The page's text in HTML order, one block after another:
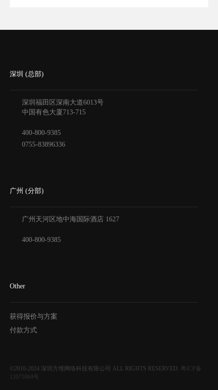
深圳 (总部)
深圳福田区深南大道6013号
中国有色大厦713-715
400-800-9385
0755-83896336
广州 (分部)
广州天河区地中海国际酒店 1627
400-800-9385
Other
获得报价与方案
付款方式
©2010-2024 深圳方维网络科技有限公司 ALL RIGHTS RESERVED.
粤ICP备
12071064号